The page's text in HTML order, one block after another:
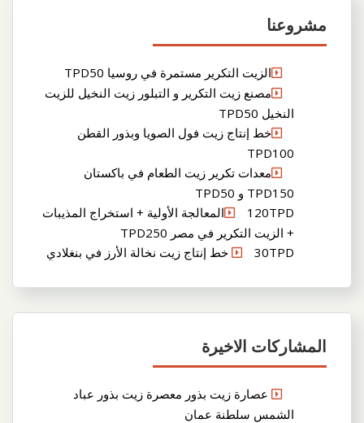
مشروعنا
الزيت التكرير مستمرة في روسيا TPD50
مصنع زيت التكرير و التبلور زيت النخيل للزيت
النخيل TPD50
خط إنتاج زيت فول الصويا وبذور القطن
TPD100
معدات تكرير زيت الطعام في باكستان
TPD150 و TPD50
120TPDالمعالجة الأولية + استخراج المذيبات
+ الزيت التكرير في مصر TPD250
30TPD خط إنتاج زيت نخالة الأرز في بنغلادي
المشاركات الاخيرة
عصارة زيت بذور معصرة زيت بذور عباد
الشمس سلطنة عمان